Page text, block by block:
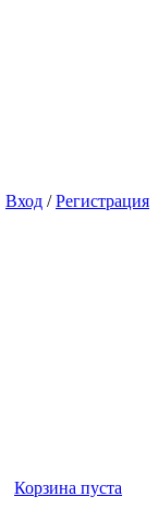
Вход /Регистрация
Корзина пуста